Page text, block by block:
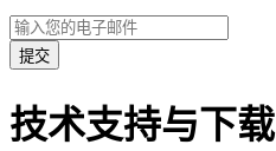
技术支持与下载